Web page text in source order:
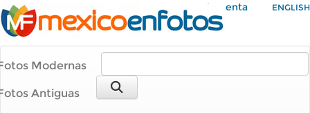
Mi Cuenta ENGLISH
Modernas
Antiguas